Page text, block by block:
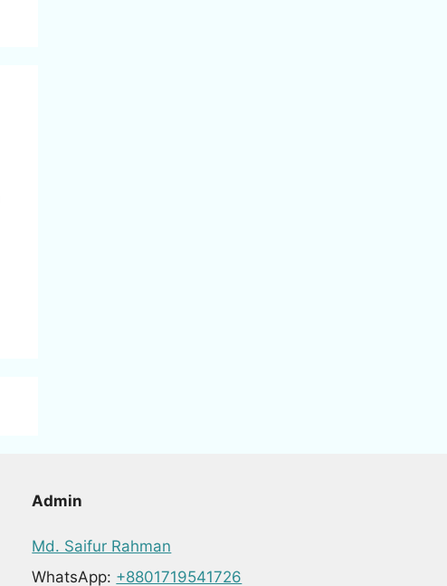
Admin
Md. Saifur Rahman
WhatsApp: +8801719541726